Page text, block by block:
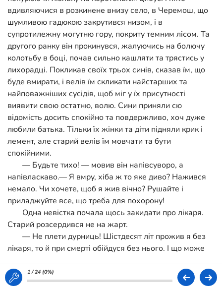
вдивляючися в розкинене внизу село, в Черемош, що
шумливою гадюкою закрутився низом, і в
супротилежну могутню гору, покриту темним лісом. Та
другого ранку він прокинувся, жалуючись на болючу
колотьбу в боці, почав сильно кашляти та трястись у
лихорадці. Покликав своїх трьох синів, сказав їм, що
буде вмирати, і велів їм скликати найстарших та
найповажніших сусідів, щоб міг у їх присутності
виявити свою остатню, волю. Сини приняли сю
відомість досить спокійно та повдержливо, хоч дуже
любили батька. Тільки їх жінки та діти підняли крик і
лемент, але старий велів їм мовчати та бути
спокійними.
— Будьте тихо! — мовив він напівсуворо, а
напівласкаво.— Я вмру, хіба ж то яке диво? Нажився
немало. Чи хочете, щоб я жив вічно? Рушайте і
приладжуйте все, що треба для похорону!
Одна невістка почала щось закидати про лікаря.
Старий розсердився не на жарт.
— Не плети дурниць! Шістдесят літ прожив я без
лікаря, то й при смерті обійдуся без нього. І що може
вмирають? Рушайте кожде до своєї роботи і не
журіться мною!
1 / 24 (0%)